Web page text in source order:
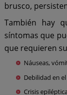
brusco,
También hay
síntomas que
que requieren
Náuseas,
Debilidad en
Crisis